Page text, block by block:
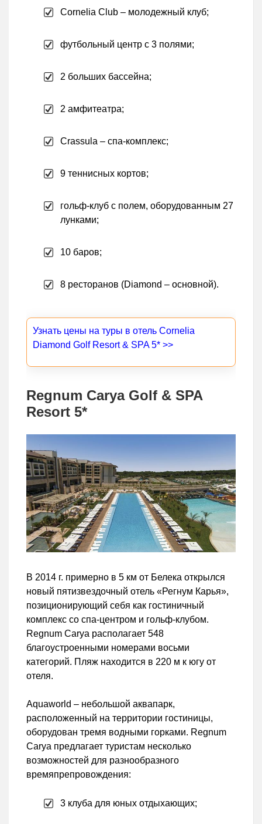
Cornelia Club – молодежный клуб;
футбольный центр с 3 полями;
2 больших бассейна;
2 амфитеатра;
Crassula – спа-комплекс;
9 теннисных кортов;
гольф-клуб с полем, оборудованным 27
лунками;
10 баров;
8 ресторанов (Diamond – основной).
Узнать цены на туры в отель Cornelia
Diamond Golf Resort & SPA 5* >>
Regnum Carya Golf & SPA
Resort 5*
В 2014 г. примерно в 5 км от Белека открылся
новый пятизвездочный отель «Регнум Карья»,
позиционирующий себя как гостиничный
комплекс со спа-центром и гольф-клубом.
Regnum Carya располагает 548
благоустроенными номерами восьми
категорий. Пляж находится в 220 м к югу от
отеля.
Aquaworld – небольшой аквапарк,
расположенный на территории гостиницы,
оборудован тремя водными горками. Regnum
Carya предлагает туристам несколько
возможностей для разнообразного
времяпрепровождения:
3 клуба для юных отдыхающих;